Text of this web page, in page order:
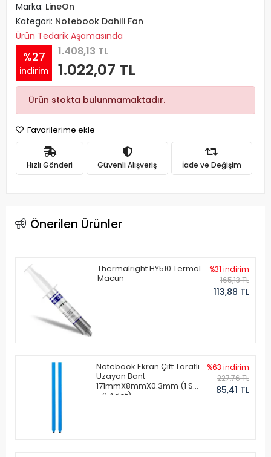
Marka: LineOn
Kategori: Notebook Dahili Fan
Ürün Tedarik Aşamasında
%27
indirim
1.408,13 TL
1.022,07 TL
Ürün stokta bulunmamaktadır.
Favorilerime ekle
Hızlı Gönderi Güvenli Alışveriş İade ve Değişim
Önerilen Ürünler
Thermalright HY510 Termal
Macun
%31 indirim
165,13 TL
113,88 TL
Notebook Ekran Çift Taraflı
Uzayan Bant
171mmX8mmX0.3mm (1 Set
- 2 Adet)
%63 indirim
227,76 TL
85,41 TL